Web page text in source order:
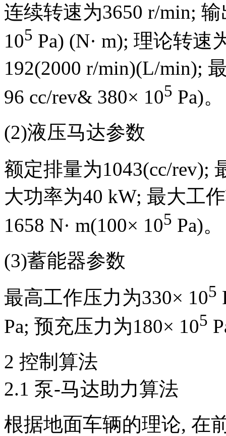
连续转速为3650 r/min;
105 Pa) (N· m); 理论转速
192(2000 r/min)(L/min);
96 cc/rev& 380× 105 Pa)。
(2)液压马达参数
额定排量为1043(cc/rev);
大功率为40 kW; 最大工
1658 N· m(100× 105 Pa)。
(3)蓄能器参数
最高工作压力为330× 105
Pa; 预充压力为180× 105
2 控制算法
2.1 泵-马达助力算法
根据地面车辆的理论, 在